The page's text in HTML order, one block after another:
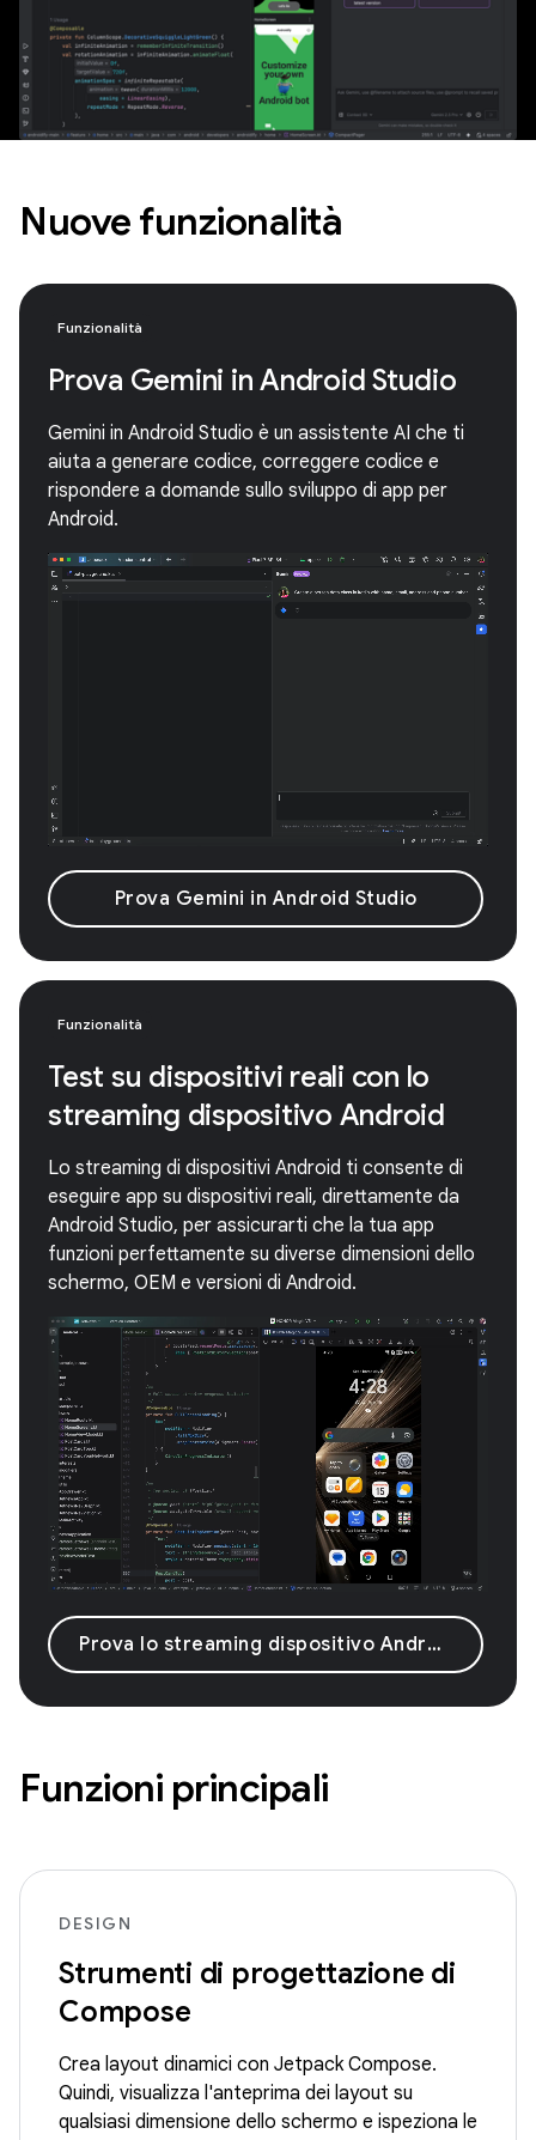
Nuove funzionalità
Funzionalità
Prova Gemini in Android Studio
Gemini in Android Studio è un assistente AI che ti
aiuta a generare codice, correggere codice e
rispondere a domande sullo sviluppo di app per
Android.
Prova Gemini in Android Studio
Funzionalità
Test su dispositivi reali con lo
streaming dispositivo Android
Lo streaming di dispositivi Android ti consente di
eseguire app su dispositivi reali, direttamente da
Android Studio, per assicurarti che la tua app
funzioni perfettamente su diverse dimensioni dello
schermo, OEM e versioni di Android.
Prova lo streaming dispositivo Android
Funzioni principali
DESIGN
Strumenti di progettazione di
Compose
Crea layout dinamici con Jetpack Compose.
Quindi, visualizza l'anteprima dei layout su
qualsiasi dimensione dello schermo e ispeziona le